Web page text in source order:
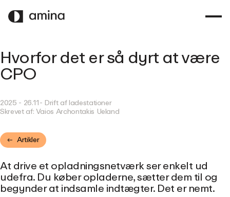
TIL
HOVEDINDHOLD
Hvorfor det er så dyrt at være
CPO
2025 - 26.11- Drift af ladestationer
Skrevet af:Vaios Archontakis Ueland
Artikler
At drive et opladningsnetværk ser enkelt ud
udefra. Du køber opladerne, sætter dem til og
begynder at indsamle indtægter. Det er nemt.